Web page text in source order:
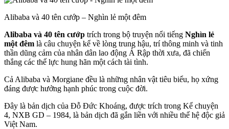
Alibaba và 40 tên cướp – Nghìn lẻ một đêm
Alibaba và 40 tên cướp trích trong bộ truyện nổi tiếng Nghìn lẻ
một đêm là câu chuyện kể về lòng trung hậu, trí thông minh và tinh
thần dũng cảm của nhân dân lao động Ả Rập thời xưa, đã chiến
thắng các thế lực hung hãn một cách tài tình.
Cả Alibaba và Morgiane đều là những nhân vật tiêu biểu, họ xứng
đáng được hưởng hạnh phúc trong cuộc đời.
Đây là bản dịch của Đỗ Đức Khoáng, được trích trong Kể chuyện
4, NXB GD – 1984, là bản dịch đã gắn liền với nhiều thế hệ độc giả
Việt Nam.